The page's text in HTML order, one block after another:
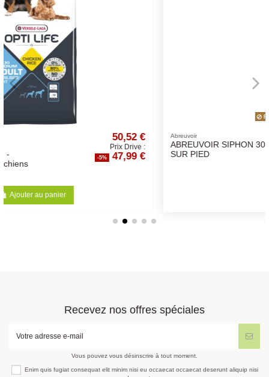
€
ABREUVOIR SIPHON 30L
Prix
Recevez nos offres spéciales
Vous pouvez vous désinscrire à tout moment.
Enim quis fugiat consequat elit minim nisi eu occaecat occaecat deserunt aliquip nisi